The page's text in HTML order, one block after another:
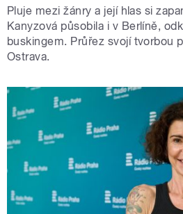
Pluje mezi žánry a její hlas si
Kanyzová působila i v Berlíně,
buskingem. Průřez svojí tvorbou
Ostrava.